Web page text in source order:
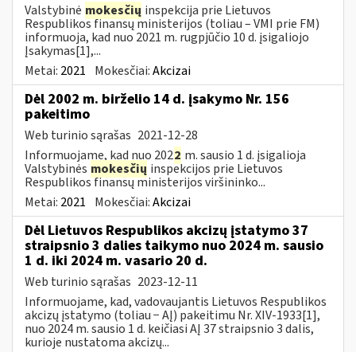
Valstybinė mokesčių inspekcija prie Lietuvos
Respublikos finansų ministerijos (toliau – VMI prie FM)
informuoja, kad nuo 2021 m. rugpjūčio 10 d. įsigaliojo
Įsakymas[1],...
Metai: 2021 Mokesčiai:Akcizai
Dėl 2002 m. birželio 14 d. įsakymo Nr. 156
pakeitimo
Web turinio sąrašas 2021-12-28
Informuojame, kad nuo 2022 m. sausio 1 d. įsigalioja
Valstybinės mokesčių inspekcijos prie Lietuvos
Respublikos finansų ministerijos viršininko...
Metai: 2021 Mokesčiai:Akcizai
Dėl Lietuvos Respublikos akcizų įstatymo 37
straipsnio 3 dalies taikymo nuo 2024 m. sausio
1 d. iki 2024 m. vasario 20 d.
Web turinio sąrašas 2023-12-11
Informuojame, kad, vadovaujantis Lietuvos Respublikos
akcizų įstatymo (toliau − AĮ) pakeitimu Nr. XIV-1933[1],
nuo 2024 m. sausio 1 d. keičiasi AĮ 37 straipsnio 3 dalis,
kurioje nustatoma akcizų...